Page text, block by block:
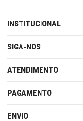
INSTITUCIONAL
SIGA-NOS
ATENDIMENTO
PAGAMENTO
ENVIO